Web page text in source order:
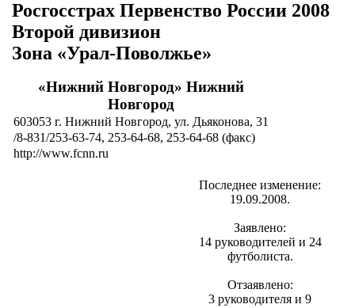
Росгосстрах Первенство России 2008
Второй дивизион
Зона «Урал-Поволжье»
«Нижний Новгород» Нижний
Новгород
603053 г. Нижний Новгород, ул. Дьяконова, 31
/8-831/253-63-74, 253-64-68, 253-64-68 (факс)
http://www.fcnn.ru
Последнее изменение:
19.09.2008.
Заявлено:
14 руководителей и 24
футболиста.
Отзаявлено:
3 руководителя и 9